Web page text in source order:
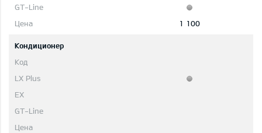
1 100
Кондиционер